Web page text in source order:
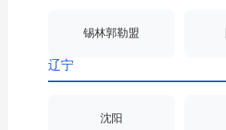
锡林郭勒盟
辽宁
沈阳